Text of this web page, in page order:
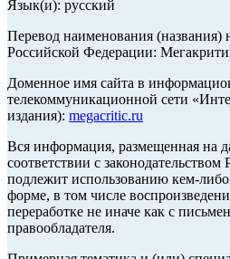
Язык(и): русский
Перевод наименования (названия)
Российской Федерации:
Доменное имя сайта в
телекоммуникационной сети
издания): megacritic.ru
Вся информация, размещенная на
соответствии с
подлежит использованию кем-
форме, в том числе
переработке не иначе как с
правообладателя.